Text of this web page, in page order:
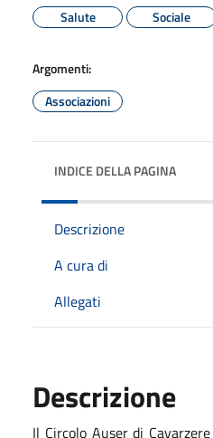
Salute
Sociale
Argomenti:
Associazioni
INDICE DELLA PAGINA
Descrizione
A cura di
Allegati
Descrizione
Il Circolo Auser di